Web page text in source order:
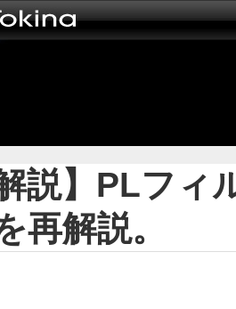
説】PLフィ
再解説。